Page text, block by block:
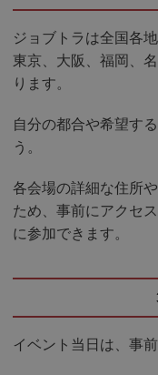
ジョブトラは全国各
東京、大阪、福岡、
ります。
自分の都合や希望す
う。
各会場の詳細な住所
ため、事前にアクセ
に参加できます。
イベント当日は、事